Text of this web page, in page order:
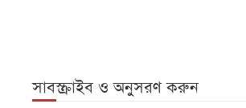
সাবস্ক্রাইব ও অনুসরণ করুন